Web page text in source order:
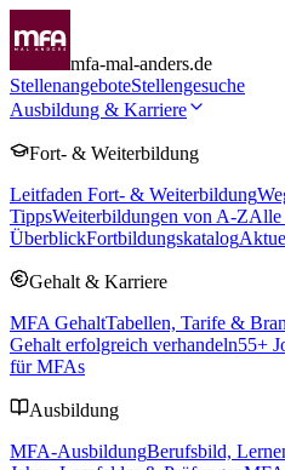
mfa-mal-anders.de
StellenangeboteStellengesuche
Ausbildung & Karriere
Fort- & Weiterbildung
Leitfaden Fort- & Weiterbildung
TippsWeiterbildungen von A-ZAlle
ÜberblickFortbildungskatalog
Gehalt & Karriere
MFA GehaltTabellen, Tarife &
Gehalt erfolgreich verhandeln55+
für MFAs
Ausbildung
MFA-AusbildungBerufsbild,